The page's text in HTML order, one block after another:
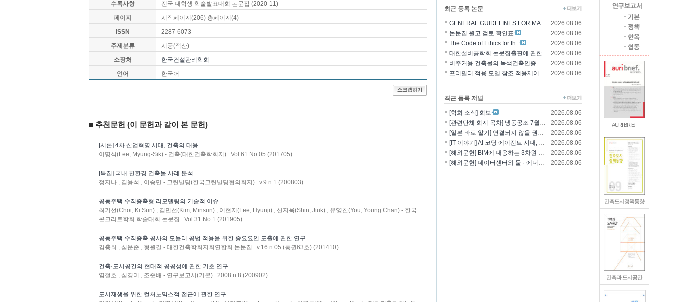
AURI BRIEF
건축도시정책동향
건축과 도시공간
수록사항
전국 대학생 학술발표대회 논문집 (2020-11)
페이지
시작페이지(206) 총페이지(4)
ISSN
2287-6073
주제분류
시공(적산)
소장처
한국건설관리학회
언어
한국어
■ 추천문헌 (이 문헌과 같이 본 문헌)
[시론] 4차 산업혁명 시대, 건축의 대응
이명식(Lee, Myung-Sik) - 건축(대한건축학회지) : Vol.61 No.05 (201705)
[특집] 국내 친환경 건축물 사례 분석
정지나 ; 김용석 ; 이승민 - 그린빌딩(한국그린빌딩협의회지) : v.9 n.1 (200803)
공동주택 수직증축형 리모델링의 기술적 이슈
최기선(Choi, Ki Sun) ; 김민선(Kim, Minsun) ; 이현지(Lee, Hyunji) ; 신지욱(Shin, Jiuk) ; 유영찬(You, Young Chan) - 한국
콘크리트학회 학술대회 논문집 : Vol.31 No.1 (201905)
공동주택 수직증축 공사의 모듈러 공법 적용을 위한 중요요인 도출에 관한 연구
김충희 ; 심운준 ; 형원길 - 대한건축학회지회연합회 논문집 : v.16 n.05 (통권63호) (201410)
건축·도시공간의 현대적 공공성에 관한 기초 연구
염철호 ; 심경미 ; 조준배 - 연구보고서(기본) : 2008 n.8 (200902)
도시재생을 위한 컬처노믹스적 접근에 관한 연구
최근 등록 논문
GENERAL GUIDELINES FOR MA.. 2026.08.06
논문집 원고 검토 확인표
2026.08.06
The Code of Ethics for th..
2026.08.06
대한설비공학회 논문집출판에 관한 윤리규정 2026.08.06
비주거용 건축물의 녹색건축인증 에너지 및 환경..
2026.08.06
프리필터 적용 모델 참조 적응제어에 의한 가변..
2026.08.06
최근 등록 저널
[학회 소식] 회보
2026.08.06
[관련단체 회지 목차] 냉동공조 7월호(한국냉..
2026.08.06
[일본 바로 알기] 연결되지 않을 권리를 찾는..
2026.08.06
[IT 이야기] AI 코딩 에이전트 시대, 엔..
2026.08.06
[해외문헌] BIM에 대응하는 3차원 건축 설..
2026.08.06
[해외문헌] 데이터센터와 물 · 에너지의 통합..
2026.08.06